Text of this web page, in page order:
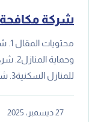
شركة
للمنازل السكنية3. شركة…
27 ديسمبر، 2025